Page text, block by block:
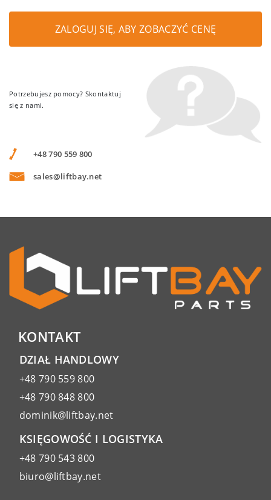
ZALOGUJ SIĘ, ABY ZOBACZYĆ CENĘ
Potrzebujesz pomocy? Skontaktuj
się z nami.
+48 790 559 800
sales@liftbay.net
KONTAKT
DZIAŁ HANDLOWY
+48 790 559 800
+48 790 848 800
dominik@liftbay.net
KSIĘGOWOŚĆ I LOGISTYKA
+48 790 543 800
biuro@liftbay.net